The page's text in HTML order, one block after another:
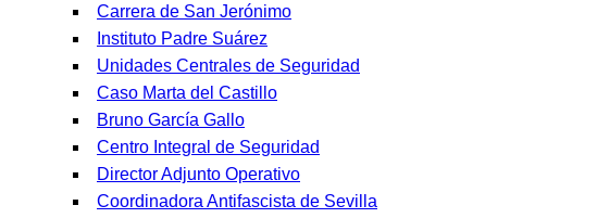
Carrera de San Jerónimo
Instituto Padre Suárez
Unidades Centrales de Seguridad
Caso Marta del Castillo
Bruno García Gallo
Centro Integral de Seguridad
Director Adjunto Operativo
Coordinadora Antifascista de Sevilla